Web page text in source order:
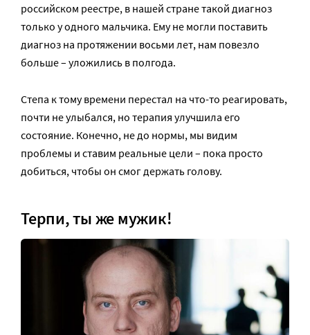
российском реестре, в нашей стране такой диагноз
только у одного мальчика. Ему не могли поставить
диагноз на протяжении восьми лет, нам повезло
больше – уложились в полгода.
Степа к тому времени перестал на что-то реагировать,
почти не улыбался, но терапия улучшила его
состояние. Конечно, не до нормы, мы видим
проблемы и ставим реальные цели – пока просто
добиться, чтобы он смог держать голову.
Терпи, ты же мужик!